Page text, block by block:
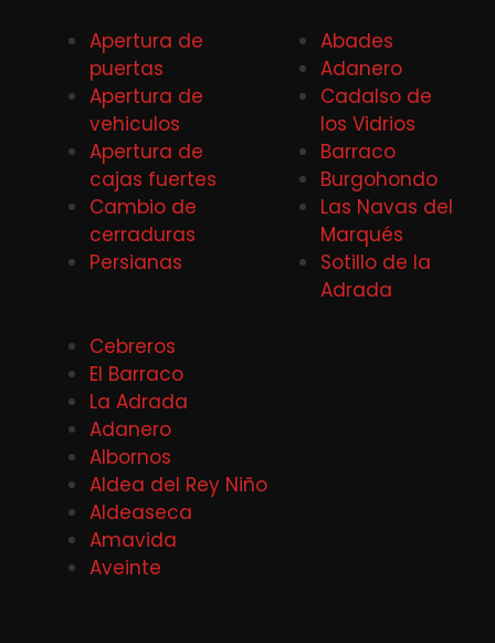
Apertura de
puertas
Apertura de
vehiculos
Apertura de
cajas fuertes
Cambio de
cerraduras
Persianas
Abades
Adanero
Cadalso de
los Vidrios
Barraco
Burgohondo
Las Navas del
Marqués
Sotillo de la
Adrada
Cebreros
El Barraco
La Adrada
Adanero
Albornos
Aldea del Rey Niño
Aldeaseca
Amavida
Aveinte